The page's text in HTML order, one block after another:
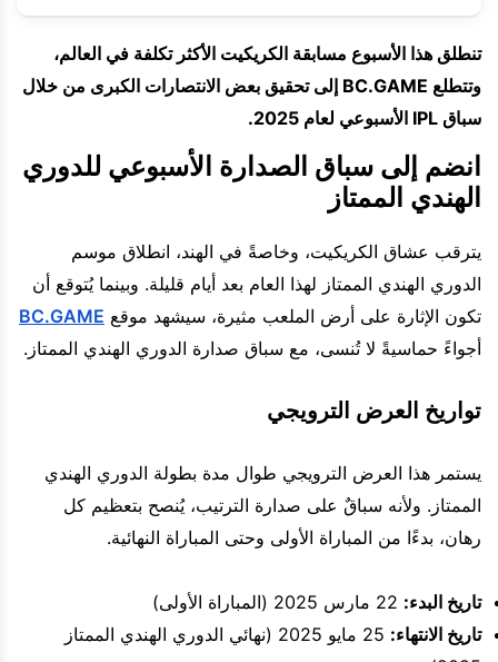
تنطلق هذا الأسبوع مسابقة الكريكيت الأكثر تكلفة في العالم،
وتتطلع BC.GAME إلى تحقيق بعض الانتصارات الكبرى من خلال
سباق IPL الأسبوعي لعام 2025.
انضم إلى سباق الصدارة الأسبوعي للدوري
الهندي الممتاز
يترقب عشاق الكريكيت، وخاصةً في الهند، انطلاق موسم
الدوري الهندي الممتاز لهذا العام بعد أيام قليلة. وبينما يُتوقع أن
تكون الإثارة على أرض الملعب مثيرة، سيشهد موقع BC.GAME
أجواءً حماسيةً لا تُنسى، مع سباق صدارة الدوري الهندي الممتاز.
تواريخ العرض الترويجي
يستمر هذا العرض الترويجي طوال مدة بطولة الدوري الهندي
الممتاز. ولأنه سباقٌ على صدارة الترتيب، يُنصح بتعظيم كل
رهان، بدءًا من المباراة الأولى وحتى المباراة النهائية.
تاريخ البدء:
تاريخ الانتهاء:
25 مايو 2025 (نهائي الدوري الهندي الممتاز